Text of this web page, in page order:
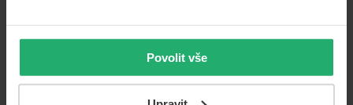
Povolit vše
auto?
kamennou pobočkou. A to na
prestižní adrese. Zákazníky vítá
denně od 9 do 19 hodin
v pražském obchodním domě